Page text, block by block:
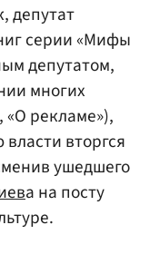
депутат
серии «Мифы
депутатом,
многих
«О рекламе»),
вторгся
ушедшего
а на посту